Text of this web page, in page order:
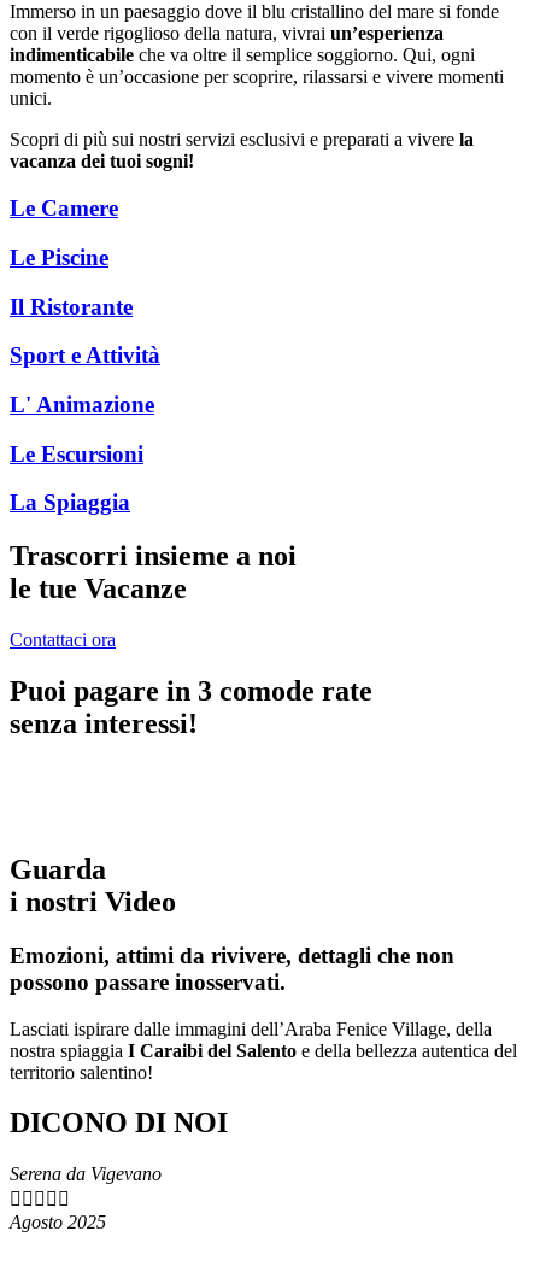
Immerso in un paesaggio dove il blu cristallino del mare si fonde
con il verde rigoglioso della natura, vivrai un’esperienza
indimenticabile che va oltre il semplice soggiorno. Qui, ogni
momento è un’occasione per scoprire, rilassarsi e vivere momenti
unici.
Scopri di più sui nostri servizi esclusivi e preparati a vivere la
vacanza dei tuoi sogni!
Le Camere
Le Piscine
Il Ristorante
Sport e Attività
L' Animazione
Le Escursioni
La Spiaggia
Trascorri insieme a noi
le tue Vacanze
Contattaci ora
Puoi pagare in 3 comode rate
senza interessi!
Guarda
i nostri Video
Emozioni, attimi da rivivere, dettagli che non
possono passare inosservati.
Lasciati ispirare dalle immagini dell’Araba Fenice Village, della
nostra spiaggia I Caraibi del Salento e della bellezza autentica del
territorio salentino!
DICONO DI NOI
Serena da Vigevano
    
Agosto 2025